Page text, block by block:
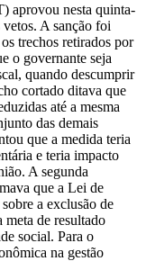
aprovou nesta quinta-
A sanção foi
trechos retirados por
o governante seja
quando descumprir
cortado ditava que
até a mesma
das demais
que a medida teria
e teria impacto
A segunda
que a Lei de
a exclusão de
meta de resultado
social. Para o
na gestão